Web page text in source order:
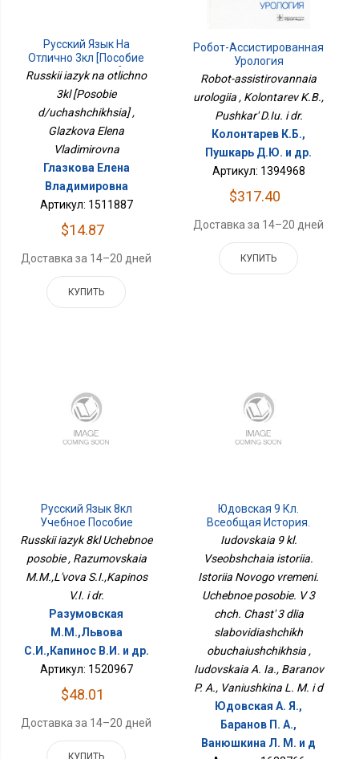
Русский Язык На
Отлично 3кл [Пособие
Д/учащихся]
Russkii iazyk na otlichno
3kl [Posobie
d/uchashchikhsia] ,
Glazkova Elena
Vladimirovna
Глазкова Елена
Владимировна
Артикул: 1511887
$14.87
Доставка за 14–20 дней
КУПИТЬ
Робот-Ассистированная
Урология
Robot-assistirovannaia
urologiia , Kolontarev K.B.,
Pushkar' D.Iu. i dr.
Колонтарев К.Б.,
Пушкарь Д.Ю. и др.
Артикул: 1394968
$317.40
Доставка за 14–20 дней
КУПИТЬ
Русский Язык 8кл
Учебное Пособие
Russkii iazyk 8kl Uchebnoe
posobie , Razumovskaia
M.M.,L'vova S.I.,Kapinos
V.I. i dr.
Разумовская
М.М.,Львова
С.И.,Капинос В.И. и др.
Артикул: 1520967
$48.01
Доставка за 14–20 дней
КУПИТЬ
Юдовская 9 Кл.
Всеобщая История.
История Нового
Пособие. В 3 Чч. Часть 3
Для Слабовидящих
Обучающихся
Iudovskaia 9 kl.
Vseobshchaia istoriia.
Istoriia Novogo vremeni.
Uchebnoe posobie. V 3
chch. Chast' 3 dlia
slabovidiashchikh
obuchaiushchikhsia ,
Iudovskaia A. Ia., Baranov
P. A., Vaniushkina L. M. i d
Юдовская А. Я.,
Баранов П. А.,
Ванюшкина Л. М. и д